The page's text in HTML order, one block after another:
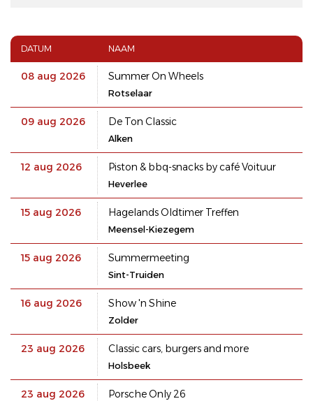
DATUM NAAM
08 aug 2026 Summer On Wheels
Rotselaar
09 aug 2026 De Ton Classic
Alken
12 aug 2026 Piston & bbq-snacks by café Voituur
Heverlee
15 aug 2026 Hagelands Oldtimer Treffen
Meensel-Kiezegem
15 aug 2026 Summermeeting
Sint-Truiden
16 aug 2026 Show 'n Shine
Zolder
23 aug 2026 Classic cars, burgers and more
Holsbeek
23 aug 2026 Porsche Only 26